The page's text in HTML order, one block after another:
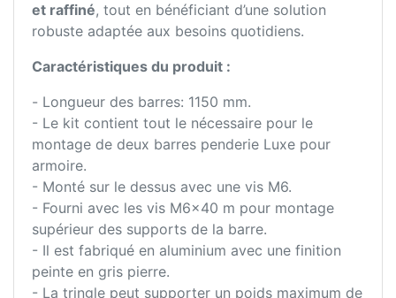
et raffiné, tout en bénéficiant d’une solution
robuste adaptée aux besoins quotidiens.
Caractéristiques du produit :
- Longueur des barres: 1150 mm.
- Le kit contient tout le nécessaire pour le
montage de deux barres penderie Luxe pour
armoire.
- Monté sur le dessus avec une vis M6.
- Fourni avec les vis M6x40 m pour montage
supérieur des supports de la barre.
- Il est fabriqué en aluminium avec une finition
peinte en gris pierre.
- La tringle peut supporter un poids maximum de